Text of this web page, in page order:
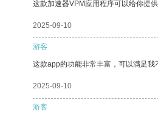
这款加速器VPM应用程序可以给你提
2025-09-10
游客
这款app的功能非常丰富，可以满足我
2025-09-10
游客